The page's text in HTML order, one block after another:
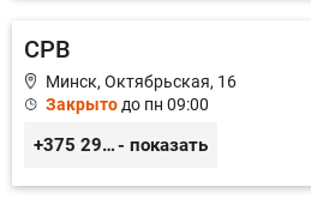
СРВ
Минск, Октябрьская, 16
Закрытодо пн 09:00
+375 29 3999-006, +375 29 378-10-21- показать